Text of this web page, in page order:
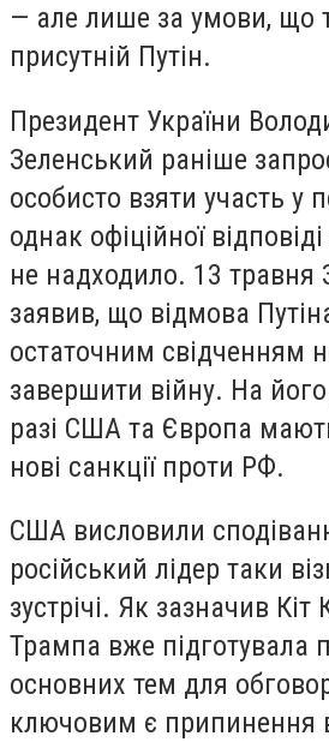
— але лише за умови, що
присутній Путін.
Президент України
Зеленський раніше
особисто взяти участь у
однак офіційної
не надходило. 13 травня
заявив, що відмова
остаточним свідченням
завершити війну. На
разі США та Європа
нові санкції проти РФ.
США висловили
російський лідер таки
зустрічі. Як зазначив
Трампа вже підготувала
основних тем для
ключовим є припинення